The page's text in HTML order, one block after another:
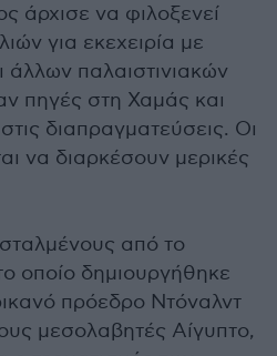
άρχισε να φιλοξενεί
για εκεχειρία με
άλλων παλαιστινιακών
πηγές στη Χαμάς και
διαπραγματεύσεις. Οι
να διαρκέσουν μερικές
από το
οποίο δημιουργήθηκε
πρόεδρο Ντόναλντ
μεσολαβητές Αίγυπτο,